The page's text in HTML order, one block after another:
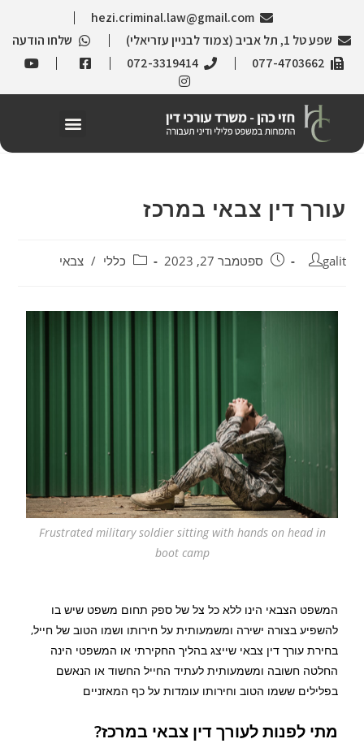
hezi.criminal.law@gmail.com
שפע טל 1, תל אביב (צמוד לבניין עזריאלי)
שלחו הודעה
077-4703662
072-3319414
עורך דין צבאי במרכז
galit ספטמבר 27, 2023 כללי / צבאי
Frustrated military soldier sitting with hands on head in
boot camp
המשפט הצבאי הינו ללא כל צל של ספק תחום משפט שיש בו
להשפיע בצורה ישירה ומשמעותית על חירותו ושמו הטוב של חייל,
בחירת עורך דין צבאי שייצג בהליך החקירתי או המשפטי הינה
החלטה חשובה ומשמעותית לעתיד החייל החשוד או הנאשם
בפלילים ששמו הטוב וחירותו עומדות על כף המאזניים
מתי לפנות לעורך דין צבאי במרכז?